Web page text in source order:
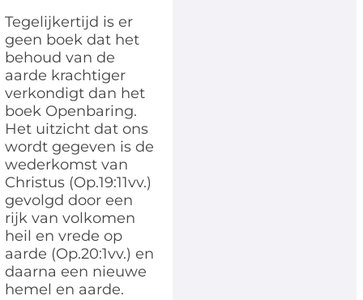
Tegelijkertijd is er
geen boek dat het
behoud van de
aarde krachtiger
verkondigt dan het
boek Openbaring.
Het uitzicht dat ons
wordt gegeven is de
wederkomst van
Christus (Op.19:11vv.)
gevolgd door een
rijk van volkomen
heil en vrede op
aarde (Op.20:1vv.) en
daarna een nieuwe
hemel en aarde.